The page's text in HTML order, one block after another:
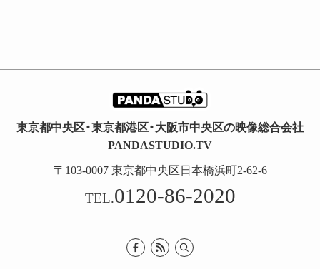
東京都中央区・東京都港区・大阪市中央区の映像総合会社
PANDASTUDIO.TV
〒103-0007 東京都中央区日本橋浜町2-62-6
TEL.0120-86-2020